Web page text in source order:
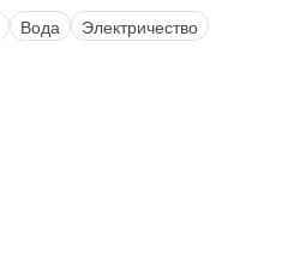
Вода Электричество